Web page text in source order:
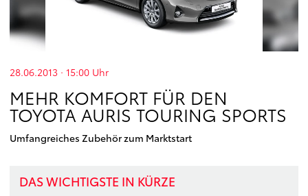
28.06.2013 · 15:00 Uhr
MEHR KOMFORT FÜR DEN
TOYOTA AURIS TOURING SPORTS
Umfangreiches Zubehör zum Marktstart
DAS WICHTIGSTE IN KÜRZE